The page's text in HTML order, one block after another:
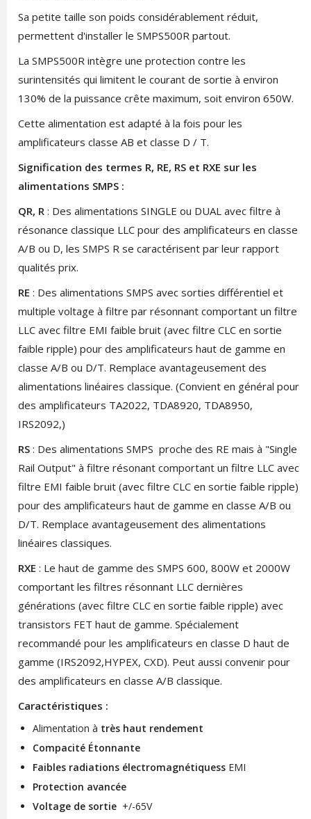
Sa petite taille son poids considérablement réduit,
permettent d'installer le SMPS500R partout.
La SMPS500R intègre une protection contre les
surintensités qui limitent le courant de sortie à environ
130% de la puissance crête maximum, soit environ 650W.
Cette alimentation est adapté à la fois pour les
amplificateurs classe AB et classe D / T.
Signification des termes R, RE, RS et RXE sur les
alimentations SMPS :
QR, R: Des alimentations SINGLE ou DUAL avec filtre à
résonance classique LLC pour des amplificateurs en classe
A/B ou D, les SMPS R se caractérisent par leur rapport
qualités prix.
RE : Des alimentations SMPS avec sorties différentiel et
multiple voltage à filtre par résonnant comportant un filtre
LLC avec filtre EMI faible bruit (avec filtre CLC en sortie
faible ripple) pour des amplificateurs haut de gamme en
classe A/B ou D/T. Remplace avantageusement des
alimentations linéaires classique. (Convient en général pour
des amplificateurs TA2022, TDA8920, TDA8950,
IRS2092,)
RS: Des alimentations SMPS proche des RE mais à "Single
Rail Output" à filtre résonant comportant un filtre LLC avec
filtre EMI faible bruit (avec filtre CLC en sortie faible ripple)
pour des amplificateurs haut de gamme en classe A/B ou
D/T. Remplace avantageusement des alimentations
linéaires classiques.
RXE : Le haut de gamme des SMPS 600, 800W et 2000W
comportant les filtres résonnant LLC dernières
générations (avec filtre CLC en sortie faible ripple) avec
transistors FET haut de gamme. Spécialement
recommandé pour les amplificateurs en classe D haut de
gamme (IRS2092,HYPEX, CXD). Peut aussi convenir pour
des amplificateurs en classe A/B classique.
Caractéristiques :
Alimentation à très haut rendement
Compacité Étonnante
Faibles radiations électromagnétiquessEMI
Protection avancée
Voltage de sortie +/-65V